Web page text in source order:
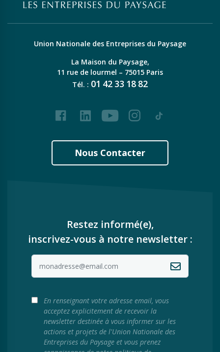
Union Nationale des Entreprises du Paysage
La Maison du Paysage,
11 rue de lourmel – 75015 Paris
Tél. : 01 42 33 18 82
FacebookLinkedInYoutubeInstagram
Tiktok
Nous Contacter
Restez informé(e),
inscrivez-vous à notre newsletter :
En renseignant votre adresse email, vous
acceptez explicitement de recevoir la
newsletter destinée à vous informer sur les
actions et projets de l'Union Nationale des
Entreprises du Paysage et vous prenez